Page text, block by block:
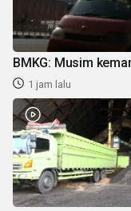
BMKG: Musim
1 jam lalu